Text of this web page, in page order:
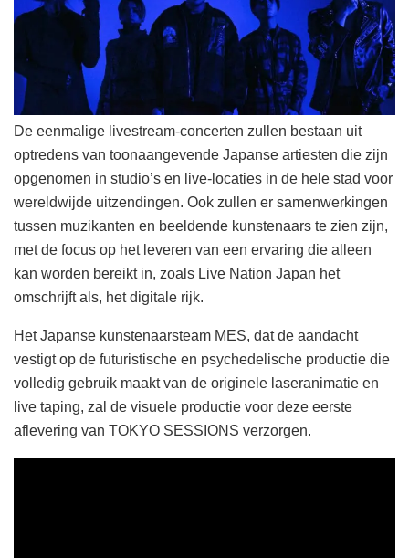
De eenmalige livestream-concerten zullen bestaan uit
optredens van toonaangevende Japanse artiesten die zijn
opgenomen in studio’s en live-locaties in de hele stad voor
wereldwijde uitzendingen. Ook zullen er samenwerkingen
tussen muzikanten en beeldende kunstenaars te zien zijn,
met de focus op het leveren van een ervaring die alleen
kan worden bereikt in, zoals Live Nation Japan het
omschrijft als, het digitale rijk.
Het Japanse kunstenaarsteam MES, dat de aandacht
vestigt op de futuristische en psychedelische productie die
volledig gebruik maakt van de originele laseranimatie en
live taping, zal de visuele productie voor deze eerste
aflevering van TOKYO SESSIONS verzorgen.